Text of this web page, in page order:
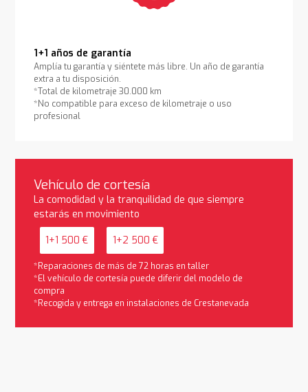
1+1 años de garantía
Amplía tu garantía y siéntete más libre. Un año de garantía
extra a tu disposición.
*Total de kilometraje 30.000 km
*No compatible para exceso de kilometraje o uso
profesional
Vehículo de cortesía
La comodidad y la tranquilidad de que siempre
estarás en movimiento
1+1 500 € 1+2 500 €
*Reparaciones de más de 72 horas en taller
*El vehículo de cortesía puede diferir del modelo de
compra
*Recogida y entrega en instalaciones de Crestanevada